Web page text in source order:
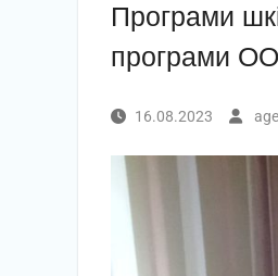
Програми
програми
16.08.2023